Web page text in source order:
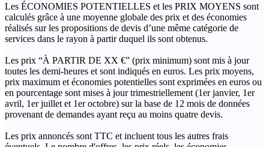
Les ÉCONOMIES POTENTIELLES et les PRIX MOYENS sont
calculés grâce à une moyenne globale des prix et des économies
réalisés sur les propositions de devis d’une même catégorie de
services dans le rayon à partir duquel ils sont obtenus.
Les prix “À PARTIR DE XX €” (prix minimum) sont mis à jour
toutes les demi-heures et sont indiqués en euros. Les prix moyens,
prix maximum et économies potentielles sont exprimées en euros ou
en pourcentage sont mises à jour trimestriellement (1er janvier, 1er
avril, 1er juillet et 1er octobre) sur la base de 12 mois de données
provenant de demandes ayant reçu au moins quatre devis.
Les prix annoncés sont TTC et incluent tous les autres frais